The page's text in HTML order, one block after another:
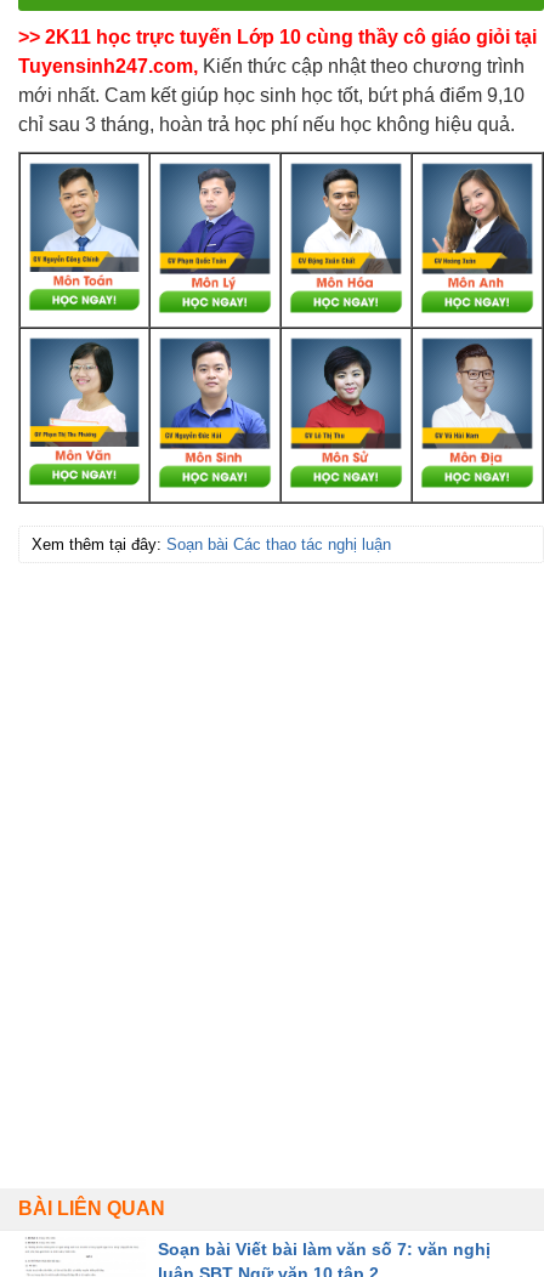
>> 2K11 học trực tuyến Lớp 10 cùng thầy cô giáo giỏi tại
Tuyensinh247.com, Kiến thức cập nhật theo chương trình
mới nhất. Cam kết giúp học sinh học tốt, bứt phá điểm 9,10
chỉ sau 3 tháng, hoàn trả học phí nếu học không hiệu quả.
Xem thêm tại đây: Soạn bài Các thao tác nghị luận
BÀI LIÊN QUAN
Soạn bài Viết bài làm văn số 7: văn nghị